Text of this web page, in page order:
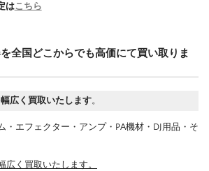
はこちら
全国どこからでも高価にて買い取りま
広く買取いたします。
・エフェクター・アンプ・PA機材・DJ用品・そ
広く買取いたします。